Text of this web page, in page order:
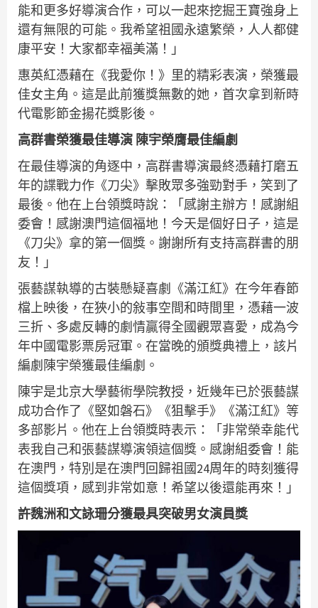
能和更多好導演合作，可以一起來挖掘王寶強身上
還有無限的可能。我希望祖國永遠繁榮，人人都健
康平安！大家都幸福美滿！」
惠英紅憑藉在《我愛你！》里的精彩表演，榮獲最
佳女主角。這是此前獲獎無數的她，首次拿到新時
代電影節金揚花獎影後。
高群書榮獲最佳導演 陳宇榮膺最佳編劇
在最佳導演的角逐中，高群書導演最終憑藉打磨五
年的諜戰力作《刀尖》擊敗眾多強勁對手，笑到了
最後。他在上台領獎時說：「感謝主辦方！感謝組
委會！感謝澳門這個福地！今天是個好日子，這是
《刀尖》拿的第一個獎。謝謝所有支持高群書的朋
友！」
張藝謀執導的古裝懸疑喜劇《滿江紅》在今年春節
檔上映後，在狹小的敍事空間和時間里，憑藉一波
三折、多處反轉的劇情贏得全國觀眾喜愛，成為今
年中國電影票房冠軍。在當晚的頒獎典禮上，該片
編劇陳宇榮獲最佳編劇。
陳宇是北京大學藝術學院教授，近幾年已於張藝謀
成功合作了《堅如磐石》《狙擊手》《滿江紅》等
多部影片。他在上台領獎時表示：「非常榮幸能代
表我自己和張藝謀導演領這個獎。感謝組委會！能
在澳門，特別是在澳門回歸祖國24周年的時刻獲得
這個獎項，感到非常如意！希望以後還能再來！」
許魏洲和文詠珊分獲最具突破男女演員獎